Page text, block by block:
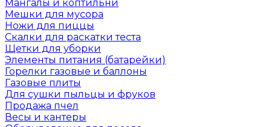
Мангалы и коптильни
Мешки для мусора
Ножи для пиццы
Скалки для раскатки теста
Щетки для уборки
Элементы питания (батарейки)
Горелки газовые и баллоны
Газовые плиты
Для сушки пыльцы и фруков
Продажа пчел
Весы и кантеры